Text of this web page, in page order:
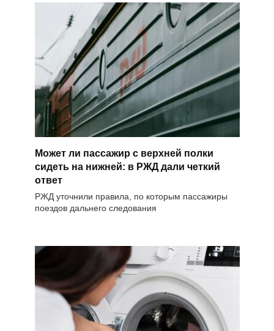
Может ли пассажир с верхней полки
сидеть на нижней: в РЖД дали четкий
ответ
РЖД уточнили правила, по которым пассажиры
поездов дальнего следования